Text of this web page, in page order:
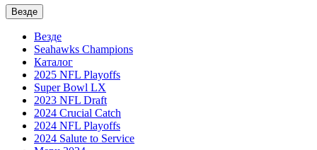
Везде
Везде
Seahawks Champions
Каталог
2025 NFL Playoffs
Super Bowl LX
2023 NFL Draft
2024 Crucial Catch
2024 NFL Playoffs
2024 Salute to Service